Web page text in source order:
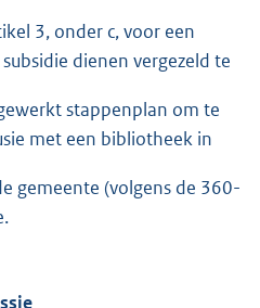
3, onder c, voor een
dienen vergezeld te
stappenplan om te
met een bibliotheek in
gemeente (volgens de 360-